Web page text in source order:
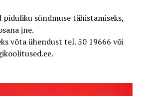
piduliku sündmuse tähistamiseks,
jne.
võta ühendust tel. 50 19666 või